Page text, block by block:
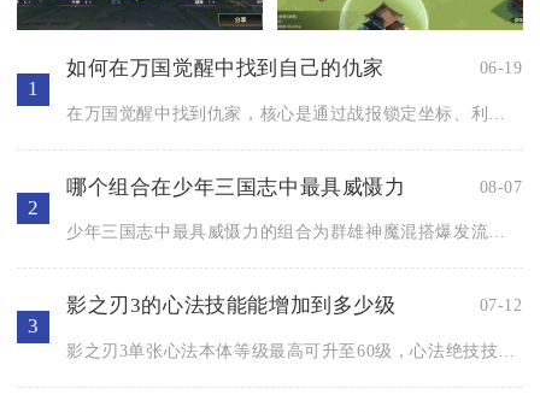
1
如何在万国觉醒中找到自己的仇家 06-19
2
哪个组合在少年三国志中最具威慑力 08-07
3
影之刃3的心法技能能增加到多少级 07-12